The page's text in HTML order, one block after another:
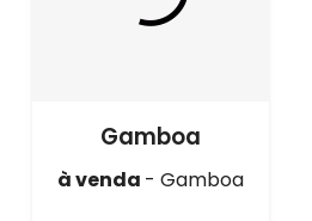
Gamboa
à venda - Gamboa